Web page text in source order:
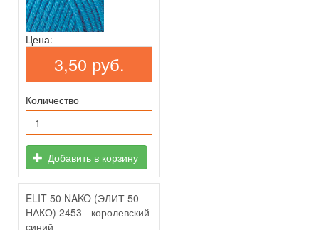
Цена:
3,50 руб.
Количество
Добавить в корзину
ELIT 50 NAKO (ЭЛИТ 50
НАКО) 2453 - королевский
синий